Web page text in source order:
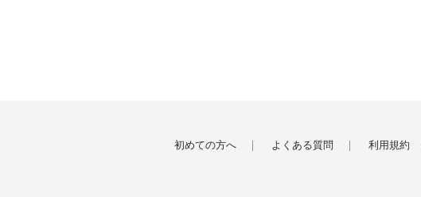
初めての方へ よくある質問 利用規約